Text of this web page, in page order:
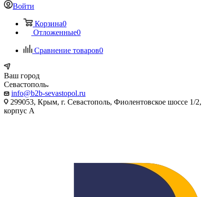
Войти
Корзина0
Отложенные0
Сравнение товаров0
Ваш город
Севастополь
info@b2b-sevastopol.ru
299053, Крым, г. Севастополь, Фиолентовское шоссе 1/2,
корпус А